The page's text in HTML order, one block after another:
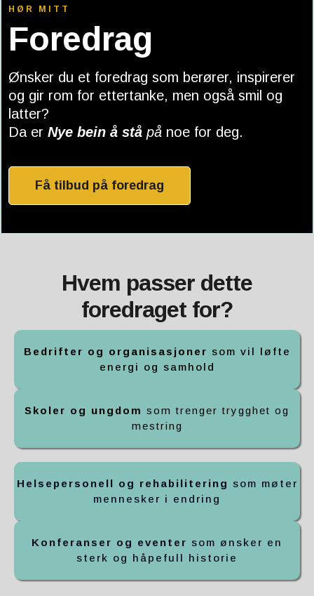
HØR MITT
Foredrag
Ønsker du et foredrag som berører, inspirerer
og gir rom for ettertanke, men også smil og
latter?
Da er Nye bein å stå på noe for deg.
Få tilbud på foredrag
Hvem passer dette
foredraget for?
Bedrifter og organisasjoner som vil løfte
energi og samhold
Skoler og ungdom som trenger trygghet og
mestring
Helsepersonell og rehabilitering som møter
mennesker i endring
Konferanser og eventer som ønsker en
sterk og håpefull historie